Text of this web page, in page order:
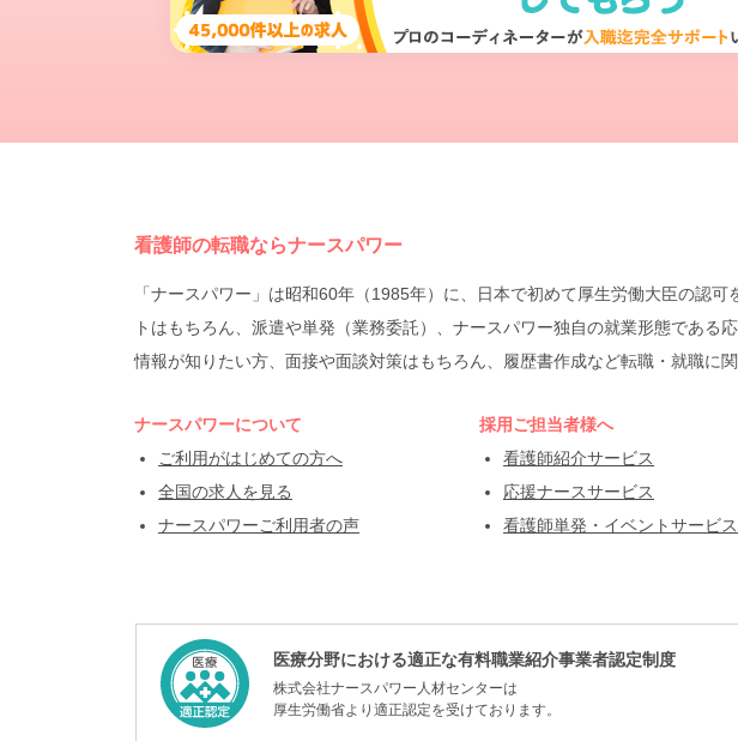
看護師の転職ならナースパワー
「ナースパワー」は昭和60年（1985年）に、日本で初めて厚生労働大臣の認
トはもちろん、派遣や単発（業務委託）、ナースパワー独自の就業形態であ
情報が知りたい方、面接や面談対策はもちろん、履歴書作成など転職・就職に
ナースパワーについて
ご利用がはじめての方へ
全国の求人を見る
ナースパワーご利用者の声
採用ご担当者様へ
看護師紹介サービス
応援ナースサービス
看護師単発・イベントサービス
医療分野における適正な有料職業紹介事業者認定制度
株式会社ナースパワー人材センターは
厚生労働省より適正認定を受けております。